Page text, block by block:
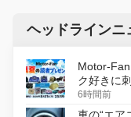
ヘッドラインニ
Motor-
ク好きに
6時間前